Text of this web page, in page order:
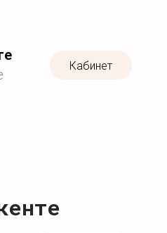
Кабинет